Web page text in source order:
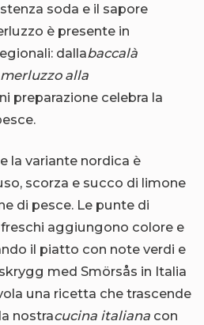
soda e il sapore
è presente in
dallabaccalà
merluzzo alla
preparazione celebra la
la variante nordica è
scorza e succo di limone
di pesce. Le punte di
aggiungono colore e
il piatto con note verdi e
med Smörsås in Italia
una ricetta che trascende
nostracucina italiana con